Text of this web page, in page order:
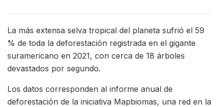
La más extensa selva tropical del planeta sufrió el 59
% de toda la deforestación registrada en el gigante
suramericano en 2021, con cerca de 18 árboles
devastados por segundo.
Los datos corresponden al informe anual de
deforestación de la iniciativa Mapbiomas, una red en la